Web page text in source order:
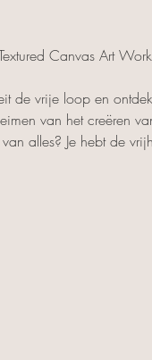
Canvas Art
de vrije loop en
van het creëren
alles? Je hebt de